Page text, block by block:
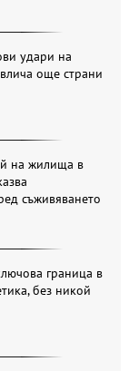
удари на
още страни
на жилища в
съживяването
граница в
без никой